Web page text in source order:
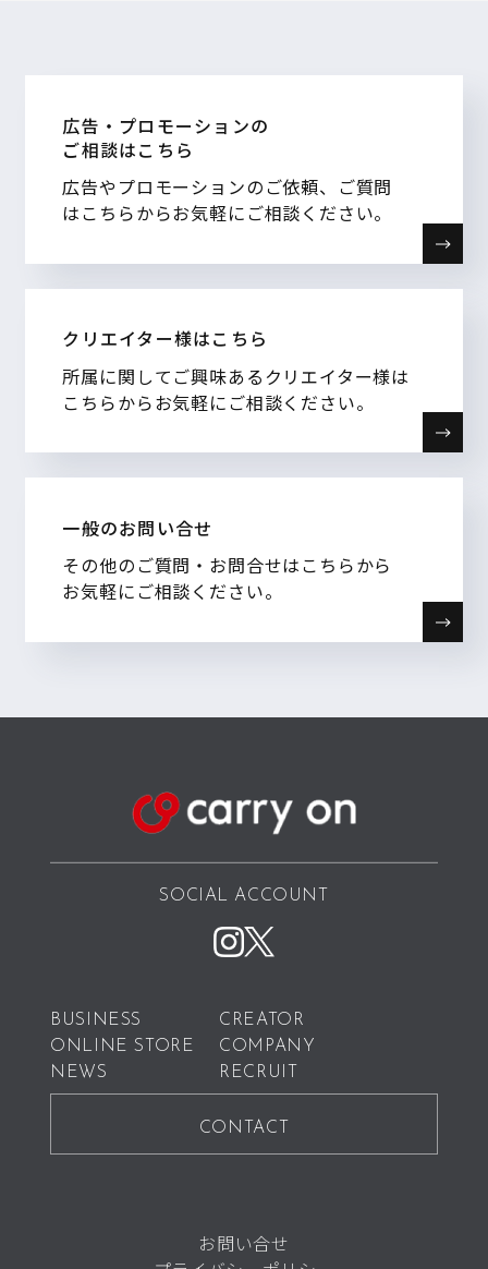
広告・プロモーションの
ご相談はこちら
広告やプロモーションのご依頼、ご質問
はこちらからお気軽にご相談ください。
クリエイター様はこちら
所属に関してご興味あるクリエイター様は
こちらからお気軽にご相談ください。
一般のお問い合せ
その他のご質問・お問合せはこちらから
お気軽にご相談ください。
SOCIAL ACCOUNT
BUSINESS
CREATOR
ONLINE STORE
COMPANY
NEWS
RECRUIT
CONTACT
お問い合せ